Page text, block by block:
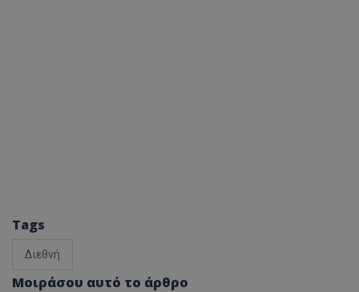
Tags
Διεθνή
Μοιράσου αυτό το άρθρο